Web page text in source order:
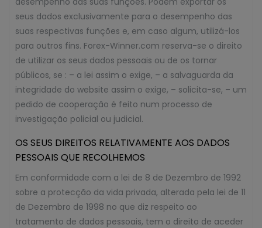
seus dados exclusivamente para o desempenho das
suas respectivas funções e, em caso algum, utilizá-los
para outros fins. Forex-Winner.com reserva-se o direito
de utilizar os seus dados pessoais ou de os tornar
públicos, se : – a lei assim o exige, – a salvaguarda da
integridade do website assim o exige, – solicita-se, – um
pedido de cooperação é feito num processo de
investigação policial ou judicial.
OS SEUS DIREITOS RELATIVAMENTE AOS DADOS
PESSOAIS QUE RECOLHEMOS
Em conformidade com a lei de 8 de Dezembro de 1992
sobre a protecção da vida privada, alterada pela lei de 11
de Dezembro de 1998 no que diz respeito ao
tratamento de dados pessoais, tem o direito de aceder